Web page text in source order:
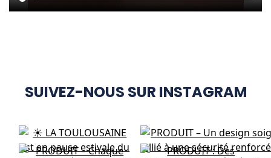
SUIVEZ-NOUS SUR INSTAGRAM